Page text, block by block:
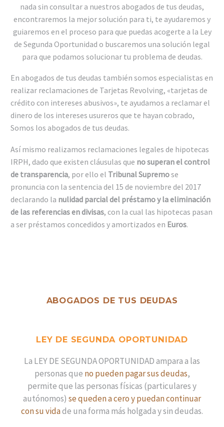
nada sin consultar a nuestros abogados de tus deudas,
encontraremos la mejor solución para ti, te ayudaremos y
guiaremos en el proceso para que puedas acogerte a la Ley
de Segunda Oportunidad o buscaremos una solución legal
para que podamos solucionar tu problema de deudas.
En abogados de tus deudas también somos especialistas en
realizar reclamaciones de Tarjetas Revolving, «tarjetas de
crédito con intereses abusivos», te ayudamos a reclamar el
dinero de los intereses usureros que te hayan cobrado,
Somos los abogados de tus deudas.
Así mismo realizamos reclamaciones legales de hipotecas
IRPH, dado que existen cláusulas que no superan el control
de transparencia, por ello el Tribunal Supremose
pronuncia con la sentencia del 15 de noviembre del 2017
declarando la nulidad parcial del préstamo y la eliminación
de las referencias en divisas, con la cual las hipotecas pasan
a ser préstamos concedidos y amortizados en Euros.
ABOGADOS DE TUS DEUDAS
LEY DE SEGUNDA OPORTUNIDAD
La LEY DE SEGUNDA OPORTUNIDADampara a las
personas que no pueden pagar sus deudas,
permite que las personas físicas (particulares y
autónomos) se queden a cero y puedan continuar
con su vidade una forma más holgada y sin deudas.